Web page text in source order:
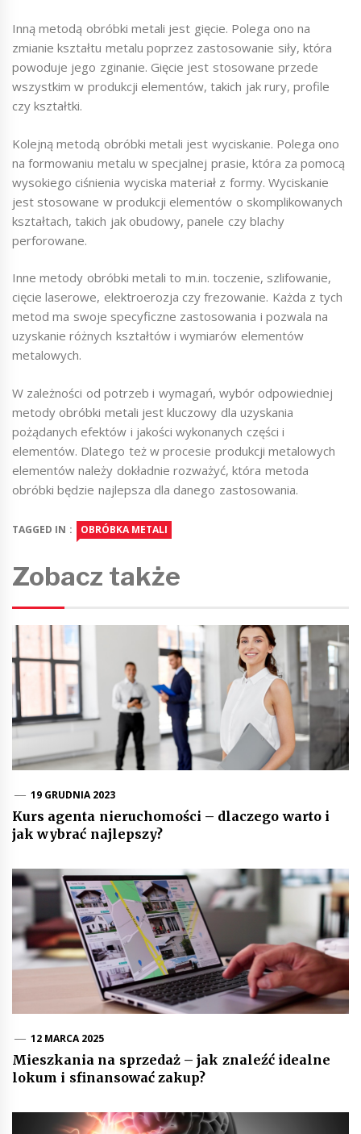
Inną metodą obróbki metali jest gięcie. Polega ono na
zmianie kształtu metalu poprzez zastosowanie siły, która
powoduje jego zginanie. Gięcie jest stosowane przede
wszystkim w produkcji elementów, takich jak rury, profile
czy kształtki.
Kolejną metodą obróbki metali jest wyciskanie. Polega ono
na formowaniu metalu w specjalnej prasie, która za pomocą
wysokiego ciśnienia wyciska materiał z formy. Wyciskanie
jest stosowane w produkcji elementów o skomplikowanych
kształtach, takich jak obudowy, panele czy blachy
perforowane.
Inne metody obróbki metali to m.in. toczenie, szlifowanie,
cięcie laserowe, elektroerozja czy frezowanie. Każda z tych
metod ma swoje specyficzne zastosowania i pozwala na
uzyskanie różnych kształtów i wymiarów elementów
metalowych.
W zależności od potrzeb i wymagań, wybór odpowiedniej
metody obróbki metali jest kluczowy dla uzyskania
pożądanych efektów i jakości wykonanych części i
elementów. Dlatego też w procesie produkcji metalowych
elementów należy dokładnie rozważyć, która metoda
obróbki będzie najlepsza dla danego zastosowania.
TAGGED IN : OBRÓBKA METALI
Zobacz także
19 GRUDNIA 2023
Kurs agenta nieruchomości – dlaczego warto i
jak wybrać najlepszy?
12 MARCA 2025
Mieszkania na sprzedaż – jak znaleźć idealne
lokum i sfinansować zakup?